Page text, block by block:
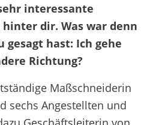
interessante
hinter dir. Was war denn
gesagt hast: Ich gehe
Richtung?
Maßschneiderin
sechs Angestellten und